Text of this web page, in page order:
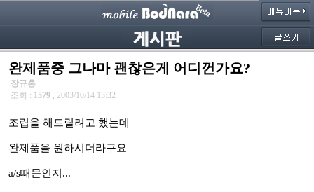
완제품중 그나마 괜찮은게 어디껀가요?
장규홍
조회 : 1579 , 2003/10/14 13:32
조립을 해드릴려고 했는데
완제품을 원하시더라구요
a/s때문인지...